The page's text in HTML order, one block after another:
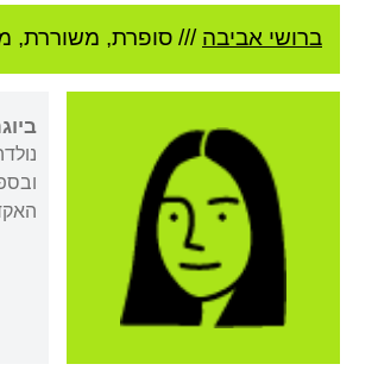
ברושי אביבה /// סופרת, משוררת,